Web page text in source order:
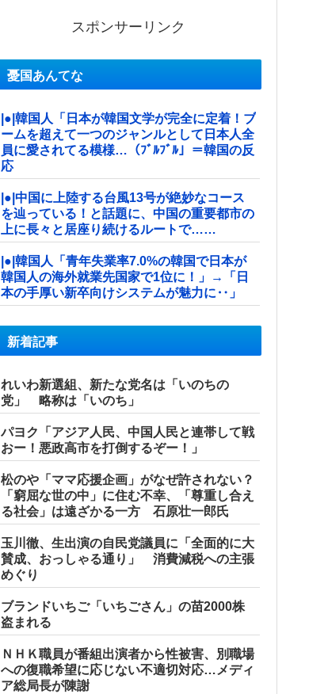
スポンサーリンク
憂国あんてな
|●|韓国人「日本が韓国文学が完全に定着！ブ
ームを超えて一つのジャンルとして日本人全
員に愛されてる模様…（ﾌﾞﾙﾌﾞﾙ」＝韓国の反
応
|●|中国に上陸する台風13号が絶妙なコース
を辿っている！と話題に、中国の重要都市の
上に長々と居座り続けるルートで……
|●|韓国人「青年失業率7.0%の韓国で日本が
韓国人の海外就業先国家で1位に！」→「日
本の手厚い新卒向けシステムが魅力に‥」
新着記事
れいわ新選組、新たな党名は「いのちの
党」 略称は「いのち」
パヨク「アジア人民、中国人民と連帯して戦
おー！悪政高市を打倒するぞー！」
松のや「ママ応援企画」がなぜ許されない？
「窮屈な世の中」に住む不幸、「尊重し合え
る社会」は遠ざかる一方 石原壮一郎氏
玉川徹、生出演の自民党議員に「全面的に大
賛成、おっしゃる通り」 消費減税への主張
めぐり
ブランドいちご「いちごさん」の苗2000株
盗まれる
ＮＨＫ職員が番組出演者から性被害、別職場
への復職希望に応じない不適切対応…メディ
ア総局長が陳謝